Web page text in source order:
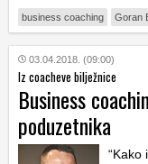
business coaching Goran
03.04.2018. (09:00)
Iz coacheve bilježnice
Business
poduzetnika
“Kako